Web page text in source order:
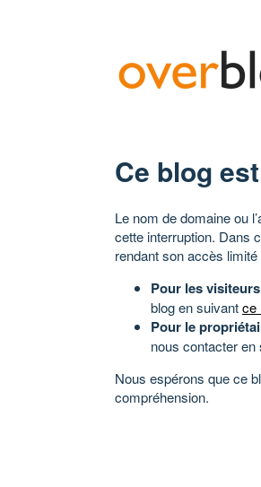
Ce blog
Le nom de domaine ou
cette interruption. Dans
rendant son accès limité
Pour les visiteurs
blog en suivantce
Pour le
nous contacter en
Nous espérons que ce
compréhension.